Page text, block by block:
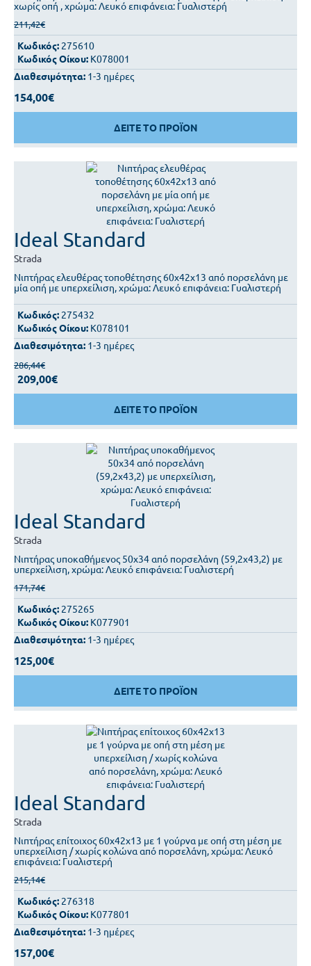
χωρίς οπή , χρώμα: Λευκό επιφάνεια: Γυαλιστερή
211,42€
Κωδικός: 275610
Κωδικός Οίκου: K078001
Διαθεσιμότητα: 1-3 ημέρες
154,00€
ΔΕΙΤΕ ΤΟ ΠΡΟΪΟΝ
Ideal Standard
Strada
Νιπτήρας ελευθέρας τοποθέτησης 60x42x13 από πορσελάνη με
μία οπή με υπερχείλιση, χρώμα: Λευκό επιφάνεια: Γυαλιστερή
Κωδικός: 275432
Κωδικός Οίκου: K078101
Διαθεσιμότητα: 1-3 ημέρες
286,44€
209,00€
ΔΕΙΤΕ ΤΟ ΠΡΟΪΟΝ
Ideal Standard
Strada
Νιπτήρας υποκαθήμενος 50x34 από πορσελάνη (59,2x43,2) με
υπερχείλιση, χρώμα: Λευκό επιφάνεια: Γυαλιστερή
171,74€
Κωδικός: 275265
Κωδικός Οίκου: K077901
Διαθεσιμότητα: 1-3 ημέρες
125,00€
ΔΕΙΤΕ ΤΟ ΠΡΟΪΟΝ
Ideal Standard
Strada
Νιπτήρας επίτοιχος 60x42x13 με 1 γούρνα με οπή στη μέση με
υπερχείλιση / χωρίς κολώνα από πορσελάνη, χρώμα: Λευκό
επιφάνεια: Γυαλιστερή
215,14€
Κωδικός: 276318
Κωδικός Οίκου: K077801
Διαθεσιμότητα: 1-3 ημέρες
157,00€